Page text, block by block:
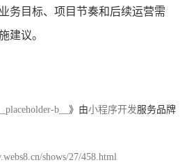
务目标、项目节奏和后续运营需
建议。
__placeholder-b__ 》由小程序开发服务品牌
shows/27/458.html